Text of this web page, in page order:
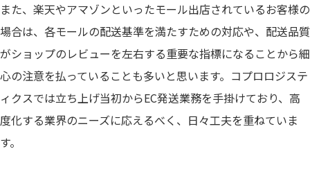
また、楽天やアマゾンといったモール出店されているお客様の
場合は、各モールの配送基準を満たすための対応や、配送品質
がショップのレビューを左右する重要な指標になることから細
心の注意を払っていることも多いと思います。コプロロジステ
ィクスでは立ち上げ当初からEC発送業務を手掛けており、高
度化する業界のニーズに応えるべく、日々工夫を重ねていま
す。